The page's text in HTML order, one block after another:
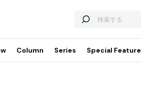
Column Series Special Feature